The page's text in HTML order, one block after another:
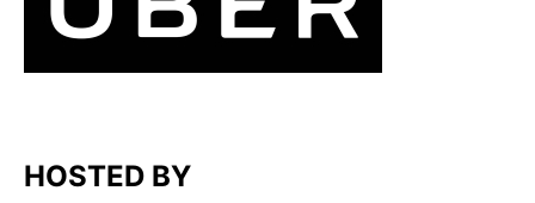
HOSTED BY